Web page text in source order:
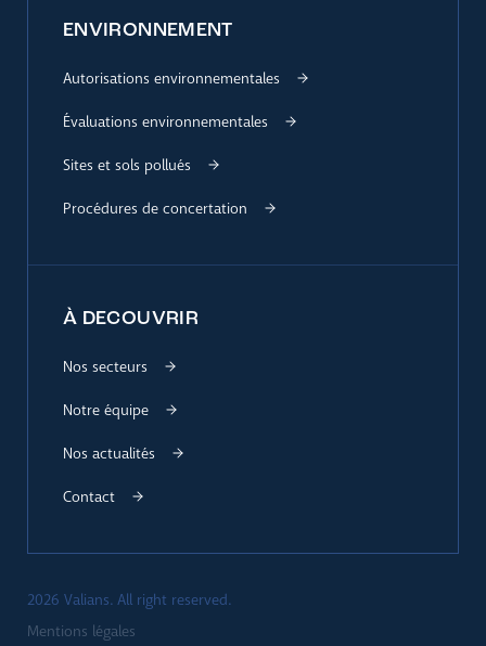
ENVIRONNEMENT
Autorisations environnementales
Évaluations environnementales
Sites et sols pollués
Procédures de concertation
À DECOUVRIR
Nos secteurs
Notre équipe
Nos actualités
Contact
2026 Valians. All right reserved.
Mentions légales